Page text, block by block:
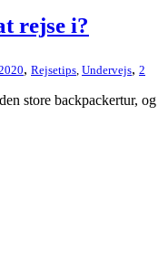
rejse i?
, Rejsetips Undervejs, 2
store backpackertur, og